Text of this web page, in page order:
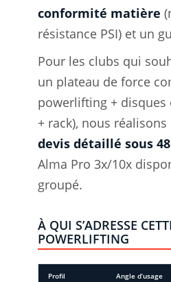
conformité matière
résistance PSI) et un
Pour les clubs qui
un plateau de force
powerlifting + disques
+ rack), nous réalisons
devis détaillé sous
Alma Pro 3x/10x
groupé.
À QUI S’ADRESSE
POWERLIFTING
Profil Angle d’usage